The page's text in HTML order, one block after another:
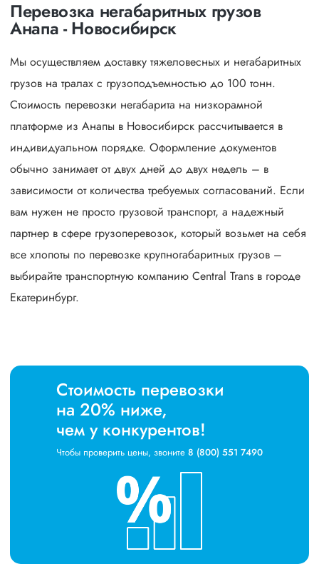
Перевозка негабаритных грузов
Анапа - Новосибирск
Мы осуществляем доставку тяжеловесных и негабаритных
грузов на тралах с грузоподъемностью до 100 тонн.
Стоимость перевозки негабарита на низкорамной
платформе из Анапы в Новосибирск рассчитывается в
индивидуальном порядке. Оформление документов
обычно занимает от двух дней до двух недель – в
зависимости от количества требуемых согласований. Если
вам нужен не просто грузовой транспорт, а надежный
партнер в сфере грузоперевозок, который возьмет на себя
все хлопоты по перевозке крупногабаритных грузов –
выбирайте транспортную компанию Central Trans в городе
Екатеринбург.
Стоимость перевозки
на 20% ниже,
чем у конкурентов!
Чтобы проверить цены, звоните 8 (800) 551 7490